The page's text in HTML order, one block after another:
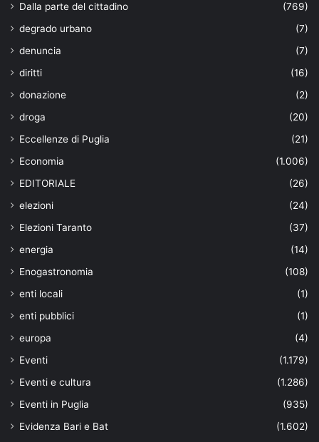
Dalla parte del cittadino
(769)
degrado urbano
(7)
denuncia
(7)
diritti
(16)
donazione
(2)
droga
(20)
Eccellenze di Puglia
(21)
Economia
(1.006)
EDITORIALE
(26)
elezioni
(24)
Elezioni Taranto
(37)
energia
(14)
Enogastronomia
(108)
enti locali
(1)
enti pubblici
(1)
europa
(4)
Eventi
(1.179)
Eventi e cultura
(1.286)
Eventi in Puglia
(935)
Evidenza Bari e Bat
(1.602)